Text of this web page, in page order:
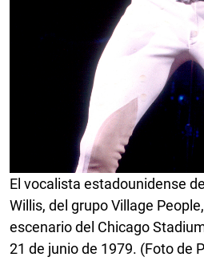
El vocalista estadounidense
Willis, del grupo Village
escenario del Chicago
21 de junio de 1979. (Foto de